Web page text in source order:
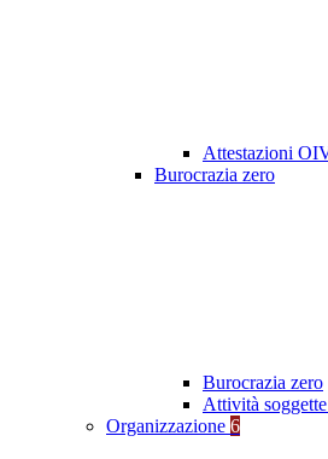
Attestazioni
Burocrazia zero
Burocrazia zero
Attività
Organizzazione 6